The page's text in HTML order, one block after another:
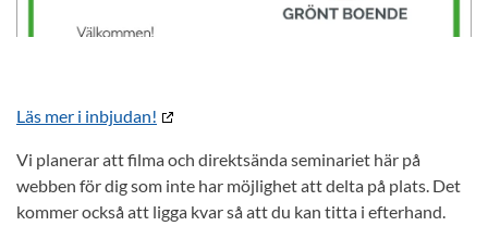
Läs mer i inbjudan!
Vi planerar att filma och direktsända seminariet här på
webben för dig som inte har möjlighet att delta på plats. Det
kommer också att ligga kvar så att du kan titta i efterhand.